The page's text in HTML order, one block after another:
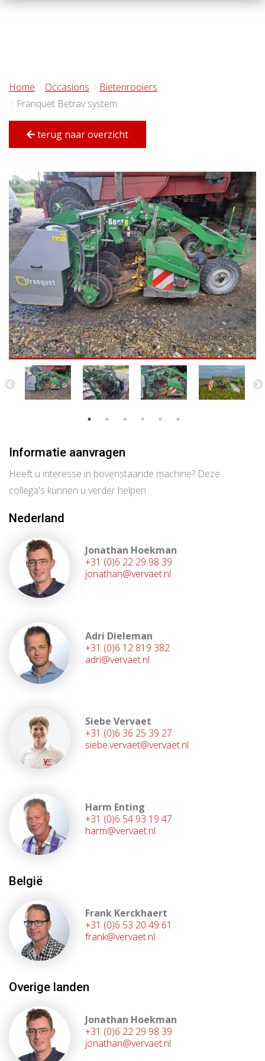
Home Occasions
Bietenrooiers
Franquet Betrav system
terug naar overzicht
Informatie aanvragen
Heeft u interesse in bovenstaande machine? Deze
collega's kunnen u verder helpen.
Nederland
Jonathan Hoekman
+31 (0)6 22 29 98 39
jonathan@vervaet.nl
Adri Dieleman
+31 (0)6 12 819 382
adri@vervaet.nl
Siebe Vervaet
+31 (0)6 36 25 39 27
siebe.vervaet@vervaet.nl
Harm Enting
+31 (0)6 54 93 19 47
harm@vervaet.nl
België
Frank Kerckhaert
+31 (0)6 53 20 49 61
frank@vervaet.nl
Overige landen
Jonathan Hoekman
+31 (0)6 22 29 98 39
jonathan@vervaet.nl